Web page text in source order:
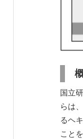
国立
らは
るヘ
こと